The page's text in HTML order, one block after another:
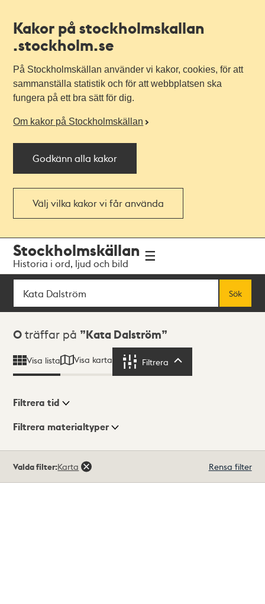
Kakor på stockholmskallan
.stockholm.se
På Stockholmskällan använder vi kakor, cookies, för att
sammanställa statistik och för att webbplatsen ska
fungera på ett bra sätt för dig.
Om kakor på Stockholmskällan
Godkänn alla kakor
Välj vilka kakor vi får använda
navigationen
huvudinnehållet
Stockholmskällan
Historia i ord, ljud och bild
Sök
Sök
Sökresultat
0 träffar på Kata Dalström
Visa lista Visa karta Filtrera
Visningsläge
Filtrera tid
Filtrera materialtyper
träffar
Valda filter:Karta Rensa filter